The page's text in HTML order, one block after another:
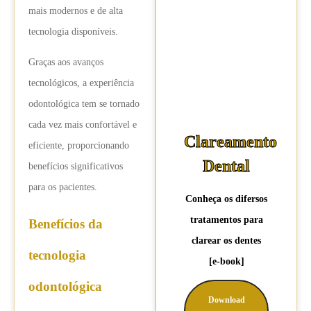
mais modernos e de alta
tecnologia disponíveis.
Graças aos avanços
tecnológicos, a experiência
odontológica tem se tornado
cada vez mais confortável e
eficiente, proporcionando
benefícios significativos
para os pacientes.
Benefícios da
tecnologia
odontológica
Clareamento
Dental
Conheça os difersos
tratamentos para
clarear os dentes
[e-book]
Download